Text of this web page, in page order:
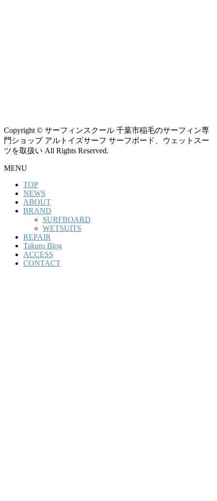
Copyright © サーフィンスクール 千葉市稲毛のサーフィン専
門ショップ アルトイズサーフ サーフボード、ウェットスー
ツを取扱い All Rights Reserved.
MENU
TOP
NEWS
ABOUT
BRAND
SURFBOARD
WETSUITS
REPAIR
Takuro Blog
ACCESS
CONTACT